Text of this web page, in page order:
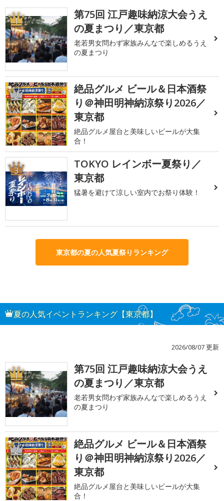
1
第75回 江戸趣味納涼大会うえ
の夏まつり／東京都
老若男女問わず家族みんなで楽しめるうえ
の夏まつり
2
絶品グルメ ビール＆日本酒祭
り＠神田明神納涼祭り2026／
東京都
絶品グルメ屋台と美味しいビールが大集
合！
3
TOKYO レインボー夏祭り／
東京都
猛暑を避けて涼しい室内でお祭り体験！
東京都の夏の人気夏祭りランキング
夏の人気イベントランキング【東京都】
2026/08/07 更新
1
第75回 江戸趣味納涼大会うえ
の夏まつり／東京都
老若男女問わず家族みんなで楽しめるうえ
の夏まつり
2
絶品グルメ ビール＆日本酒祭
り＠神田明神納涼祭り2026／
東京都
絶品グルメ屋台と美味しいビールが大集
合！